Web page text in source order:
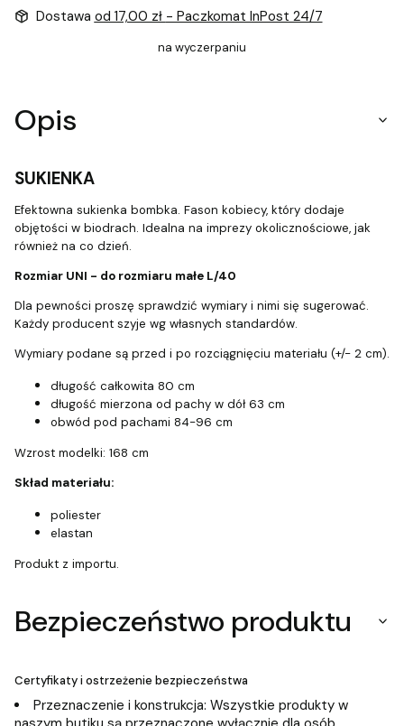
Dostawa od 17,00 zł - Paczkomat InPost 24/7
na wyczerpaniu
Opis
SUKIENKA
Efektowna sukienka bombka. Fason kobiecy, który dodaje
objętości w biodrach. Idealna na imprezy okolicznościowe, jak
również na co dzień.
Rozmiar UNI - do rozmiaru małe L/40
Dla pewności proszę sprawdzić wymiary i nimi się sugerować.
Każdy producent szyje wg własnych standardów.
Wymiary podane są przed i po rozciągnięciu materiału (+/- 2 cm).
długość całkowita 80 cm
długość mierzona od pachy w dół 63 cm
obwód pod pachami 84-96 cm
Wzrost modelki: 168 cm
Skład materiału:
poliester
elastan
Produkt z importu.
Bezpieczeństwo produktu
Certyfikaty i ostrzeżenie bezpieczeństwa
Przeznaczenie i konstrukcja: Wszystkie produkty w